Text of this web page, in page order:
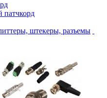
патчкорд
штекеры, разъемы